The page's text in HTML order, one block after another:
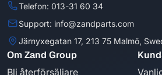
Telefon: 013-31 60 34
Support: info@zandparts.com
Järnyxegatan 17, 213 75 Malmö,
Om Zand Group
Bli återförsäljare